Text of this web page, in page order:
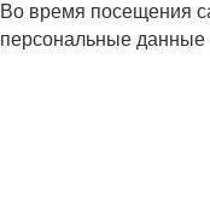
Во время посещения
персональные данные